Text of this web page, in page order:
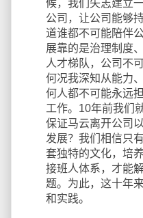
候，我们矢志建立
公司，让公司能够
道谁都不可能陪伴
展靠的是治理制度
人才梯队，公司不
何况我深知从能力
何人都不可能永远
工作。10年前我们
保证马云离开公司
发展？我们相信只
套独特的文化，培
接班人体系，才能
题。为此，这十年
和实践。